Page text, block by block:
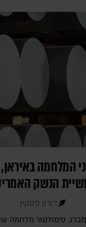
המלחמה
הנשק
דורון פסקין
סימולטור מלחמה